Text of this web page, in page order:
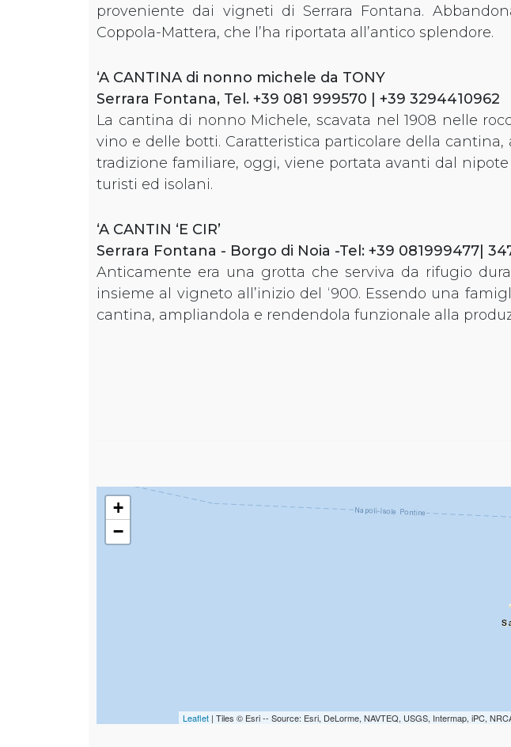
proveniente dai vigneti di Serrara Fontana.
Coppola-Mattera, che l’ha riportata all’antico splendore.
‘A CANTINA di nonno michele da TONY
Serrara Fontana, Tel. +39 081 999570 | +39 3294410962
La cantina di nonno Michele, scavata nel 1908 nelle
vino e delle botti. Caratteristica particolare della
tradizione familiare, oggi, viene portata avanti dal
turisti ed isolani.
‘A CANTIN ‘E CIR’
Serrara Fontana - Borgo di Noia -Tel: +39 081999477|
Anticamente era una grotta che serviva da rifugio
insieme al vigneto all’inizio del ‘900. Essendo una
cantina, ampliandola e rendendola funzionale alla
+
−
Leaflet | Tiles © Esri -- Source: Esri, DeLorme, NAVTEQ, USGS, Intermap, iPC,